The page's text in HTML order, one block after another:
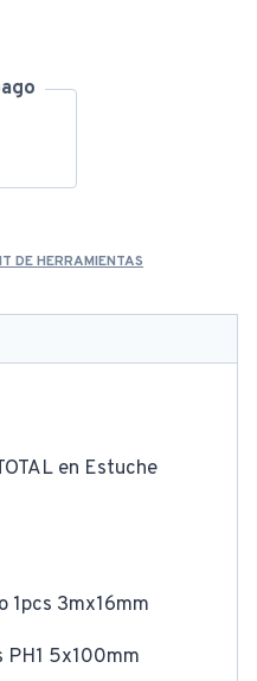
DE HERRAMIENTAS
en Estuche
1pcs 3mx16mm
PH1 5x100mm